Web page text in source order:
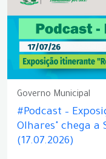
Governo Municipal
#Podcast –
Olhares" chega a
(17.07.2026)